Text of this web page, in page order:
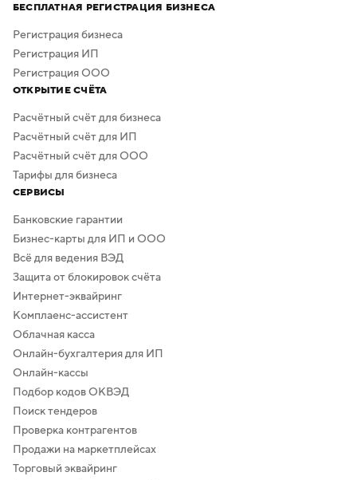
качестве. Дополнительная обработка не нужна —
в сервисе предусмотрено скачивание логотипа без
фона.
БЕСПЛАТНАЯ РЕГИСТРАЦИЯ БИЗНЕСА
Регистрация бизнеса
Регистрация ИП
Регистрация ООО
ОТКРЫТИЕ СЧЁТА
Расчётный счёт для бизнеса
Расчётный счёт для ИП
Расчётный счёт для ООО
Тарифы для бизнеса
СЕРВИСЫ
Банковские гарантии
Бизнес-карты для ИП и ООО
Всё для ведения ВЭД
Защита от блокировок счёта
Интернет-эквайринг
Комплаенс-ассистент
Облачная касса
Онлайн-бухгалтерия для ИП
Онлайн-кассы
Подбор кодов ОКВЭД
Поиск тендеров
Проверка контрагентов
Продажи на маркетплейсах
Торговый эквайринг